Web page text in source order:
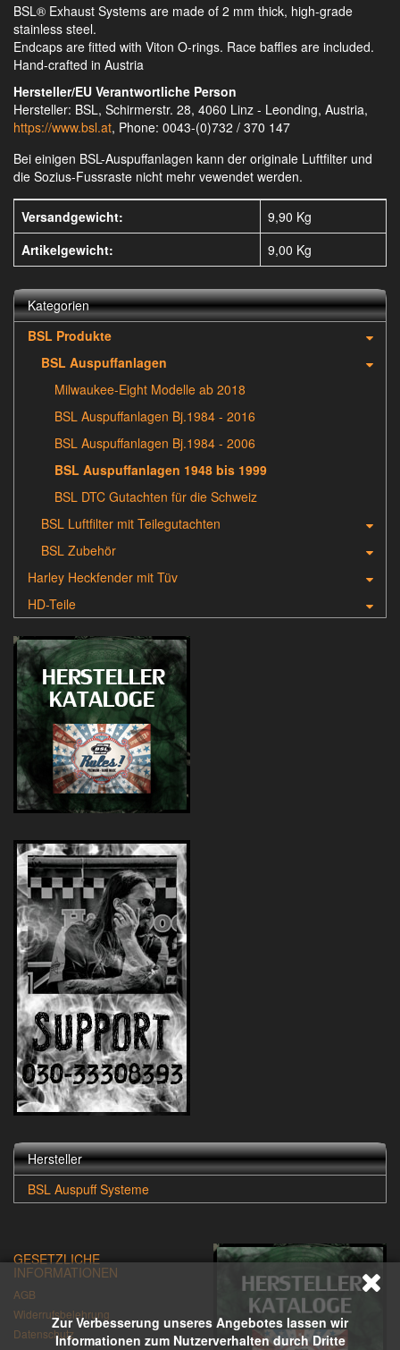
Zur Verbesserung unseres Angebotes lassen wir
Informationen zum Nutzerverhalten durch Dritte
BSL® Exhaust Systems are made of 2 mm thick, high-grade
stainless steel.
Endcaps are fitted with Viton O-rings. Race baffles are included.
Hand-crafted in Austria
Hersteller/EU Verantwortliche Person
Hersteller: BSL, Schirmerstr. 28, 4060 Linz - Leonding, Austria,
https://www.bsl.at, Phone: 0043-(0)732 / 370 147
Bei einigen BSL-Auspuffanlagen kann der originale Luftfilter und
die Sozius-Fussraste nicht mehr vewendet werden.
Versandgewicht:
9,90 Kg
Artikelgewicht:
9,00 Kg
Kategorien
BSL Produkte
BSL Auspuffanlagen
Milwaukee-Eight Modelle ab 2018
BSL Auspuffanlagen Bj.1984 - 2016
BSL Auspuffanlagen Bj.1984 - 2006
BSL Auspuffanlagen 1948 bis 1999
BSL DTC Gutachten für die Schweiz
BSL Luftfilter mit Teilegutachten
BSL Zubehör
Harley Heckfender mit Tüv
HD-Teile
Hersteller
BSL Auspuff Systeme
GESETZLICHE
INFORMATIONEN
AGB
Widerrufsbelehrung
Datenschutz